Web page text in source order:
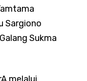
Sargiono
Sukma